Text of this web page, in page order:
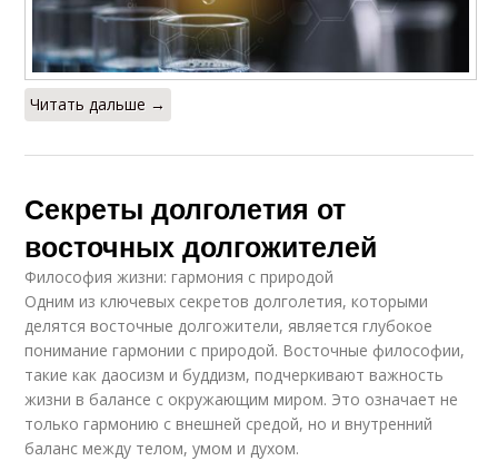
Читать дальше →
Секреты долголетия от
восточных долгожителей
Философия жизни: гармония с природой
Одним из ключевых секретов долголетия, которыми
делятся восточные долгожители, является глубокое
понимание гармонии с природой. Восточные философии,
такие как даосизм и буддизм, подчеркивают важность
жизни в балансе с окружающим миром. Это означает не
только гармонию с внешней средой, но и внутренний
баланс между телом, умом и духом.